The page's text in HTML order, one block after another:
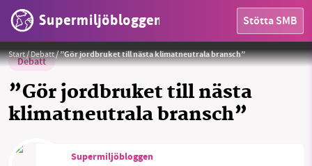
Supermiljöbloggen Stötta SMB
Start/Debatt/”Gör jordbruket till nästa klimatneutrala bransch”
Debatt
”Gör jordbruket till nästa
klimatneutrala bransch”
Foto: Johan Bodell, Chalmers.
Supermiljöbloggen